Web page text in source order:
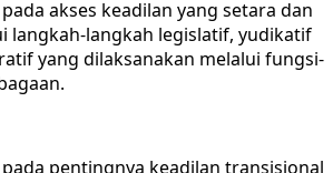
akses keadilan yang setara dan
langkah-langkah legislatif, yudikatif
yang dilaksanakan melalui fungsi-
pentingnya keadilan transisional